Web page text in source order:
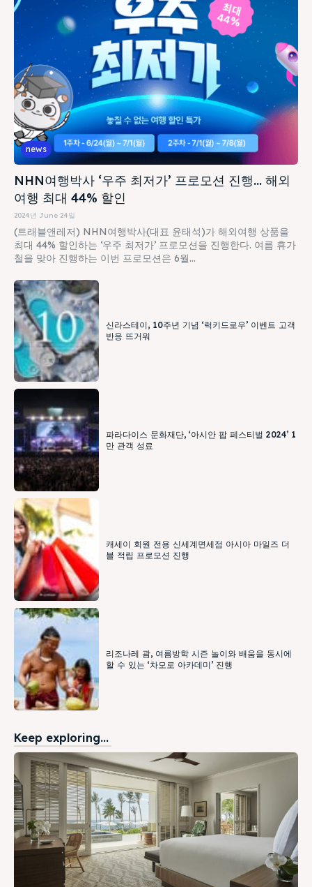
news
NHN여행박사 ‘우주 최저가’ 프로모션 진행… 해외
여행 최대 44% 할인
2024년 June 24일
(트래블앤레저) NHN여행박사(대표 윤태석)가 해외여행 상품을
최대 44% 할인하는 ‘우주 최저가’ 프로모션을 진행한다. 여름 휴가
철을 맞아 진행하는 이번 프로모션은 6월...
신라스테이, 10주년 기념 ‘럭키드로우’ 이벤트 고객
반응 뜨거워
파라다이스 문화재단, ‘아시안 팝 페스티벌 2024’ 1
만 관객 성료
캐세이 회원 전용 신세계면세점 아시아 마일즈 더
블 적립 프로모션 진행
리조나레 괌, 여름방학 시즌 놀이와 배움을 동시에
할 수 있는 ‘차모로 아카데미’ 진행
Keep exploring...